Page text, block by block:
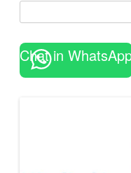
Chat in